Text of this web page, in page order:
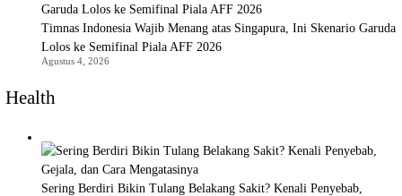
Timnas Indonesia Wajib Menang atas Singapura, Ini Skenario Garuda
Lolos ke Semifinal Piala AFF 2026
Agustus 4, 2026
Health
Sering Berdiri Bikin Tulang Belakang Sakit? Kenali Penyebab,